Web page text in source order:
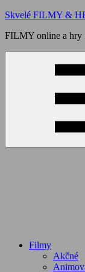
Skip
content
Skvelé FILMY &
FILMY online a hry
Filmy
Akčné